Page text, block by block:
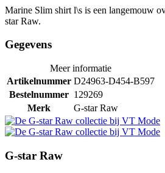
Marine Slim shirt l\s is een langemouw
star Raw.
Gegevens
Meer informatie
Artikelnummer D24963-D454-B597
Bestelnummer 129269
Merk
G-star Raw
G-star Raw